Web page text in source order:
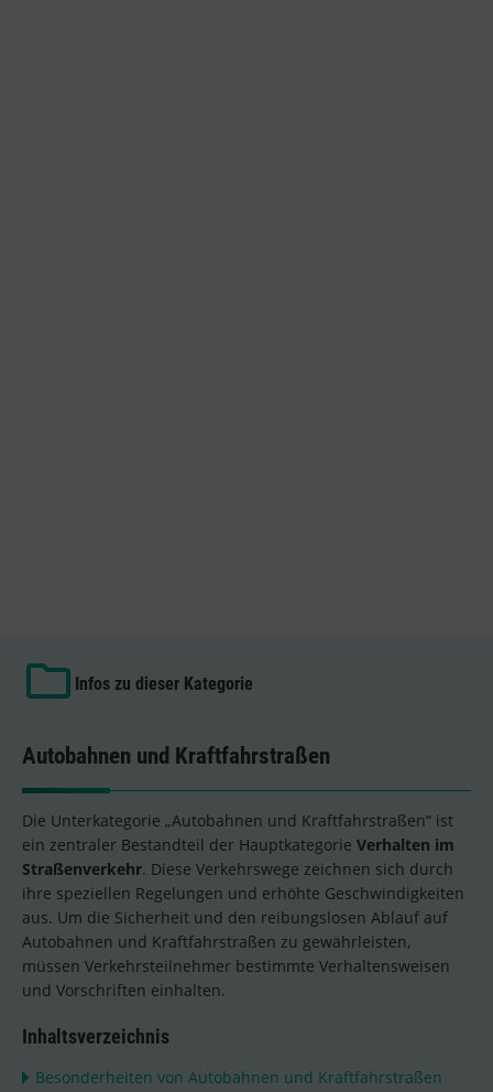
Infos zu dieser Kategorie
Autobahnen und Kraftfahrstraßen
Die Unterkategorie „Autobahnen und Kraftfahrstraßen“ ist
ein zentraler Bestandteil der Hauptkategorie Verhalten im
Straßenverkehr. Diese Verkehrswege zeichnen sich durch
ihre speziellen Regelungen und erhöhte Geschwindigkeiten
aus. Um die Sicherheit und den reibungslosen Ablauf auf
Autobahnen und Kraftfahrstraßen zu gewährleisten,
müssen Verkehrsteilnehmer bestimmte Verhaltensweisen
und Vorschriften einhalten.
Inhaltsverzeichnis
Besonderheiten von Autobahnen und Kraftfahrstraßen